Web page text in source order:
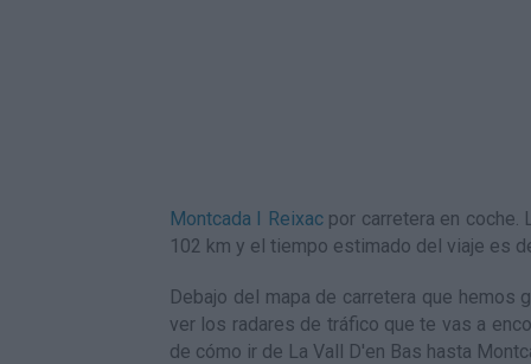
Montcada I Reixacpor carretera en coche.
102 km y el tiempo estimado del viaje es
Debajo del mapa de carretera que hemos
ver los radares de tráfico que te vas a
de cómo ir de La Vall D'en Bas hasta